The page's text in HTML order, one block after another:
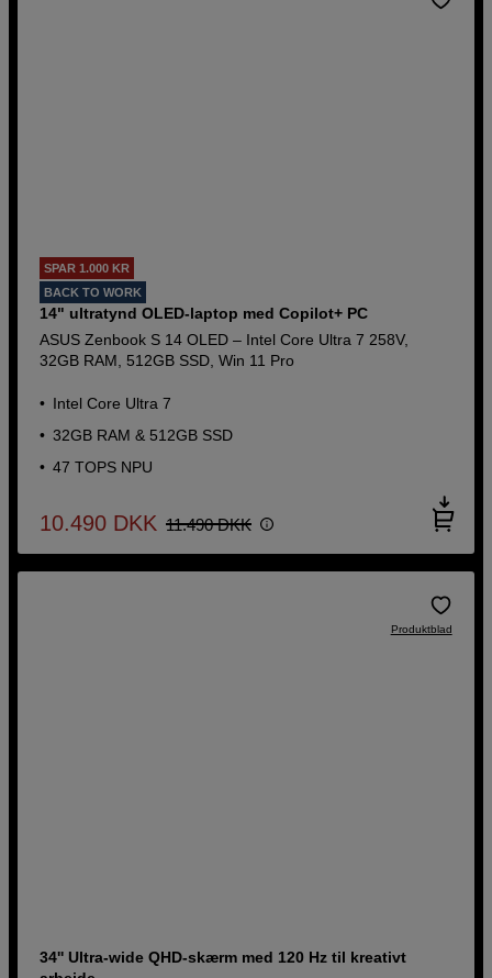
SPAR 1.000 KR
BACK TO WORK
14" ultratynd OLED-laptop med Copilot+ PC
ASUS Zenbook S 14 OLED – Intel Core Ultra 7 258V,
32GB RAM, 512GB SSD, Win 11 Pro
Intel Core Ultra 7
32GB RAM & 512GB SSD
47 TOPS NPU
10.490 DKK 11.490 DKK
Produktblad
34'' Ultra-wide QHD-skærm med 120 Hz til kreativt